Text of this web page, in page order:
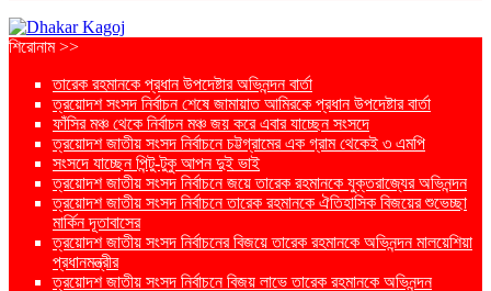
শিরোনাম >>
তারেক রহমানকে প্রধান উপদেষ্টার অভিনন্দন বার্তা
ত্রয়োদশ সংসদ নির্বাচন শেষে জামায়াত আমিরকে প্রধান উপদেষ্টার বার্তা
ফাঁসির মঞ্চ থেকে নির্বাচন মঞ্চ জয় করে এবার যাচ্ছেন সংসদে
ত্রয়োদশ জাতীয় সংসদ নির্বাচনে চট্টগ্রামের এক গ্রাম থেকেই ৩ এমপি
সংসদে যাচ্ছেন পিন্টু-টুকু আপন দুই ভাই
ত্রয়োদশ জাতীয় সংসদ নির্বাচনে জয়ে তারেক রহমানকে যুক্তরাজ্যের অভিনন্দন
ত্রয়োদশ জাতীয় সংসদ নির্বাচনে তারেক রহমানকে ঐতিহাসিক বিজয়ের শুভেচ্ছা
মার্কিন দূতাবাসের
ত্রয়োদশ জাতীয় সংসদ নির্বাচনের বিজয়ে তারেক রহমানকে অভিনন্দন মালয়েশিয়া
প্রধানমন্ত্রীর
ত্রয়োদশ জাতীয় সংসদ নির্বাচনে বিজয় লাভে তারেক রহমানকে অভিনন্দন